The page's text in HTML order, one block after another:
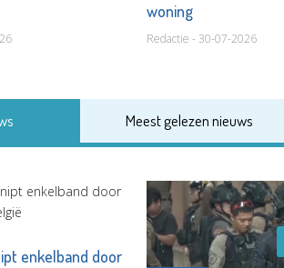
woning
Redactie - 30-07-2026
Meest gelezen nieuws
enkelband door